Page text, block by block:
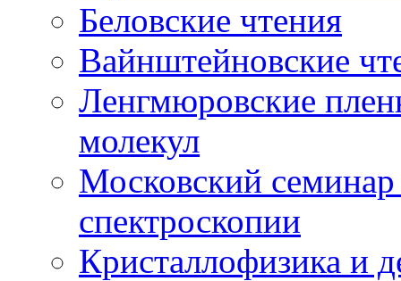
Беловские чтения
Вайнштейновские
Ленгмюровские
молекул
Московский
спектроскопии
Кристаллофизика и